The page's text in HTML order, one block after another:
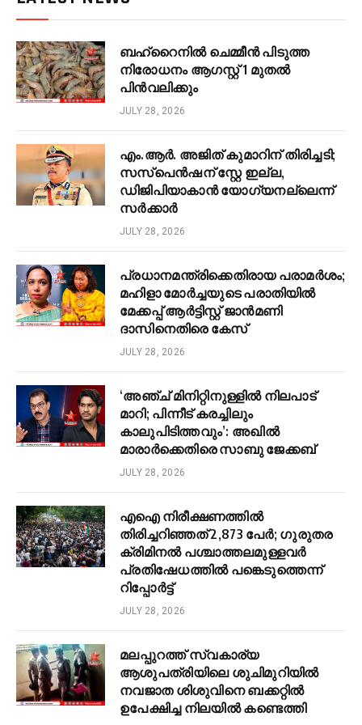
ബഹ്റൈനിൽ ചെമ്മീൻ പിടുത്ത
നിരോധനം ആഗസ്റ്റ് 1 മുതൽ
പിൻവലിക്കും
JULY 28, 2026
എം.ആർ. അജിത് കുമാറിന് തിരിച്ചടി;
സസ്‌പെൻഷന് സ്റ്റേ ഇല്ല,
ഡിജിപിയാകാൻ യോഗ്യനല്ലെന്ന്
സർക്കാർ
JULY 28, 2026
പ്രധാനമന്ത്രിക്കെതിരായ പരാമർശം;
മഹിളാ മോർച്ചയുടെ പരാതിയിൽ
മേക്കപ്പ് ആർട്ടിസ്റ്റ് ജാൻമണി
ദാസിനെതിരെ കേസ്
JULY 28, 2026
‘അഞ്ച് മിനിറ്റിനുള്ളിൽ നിലപാട്
മാറി; പിന്നീട് കരച്ചിലും
കാലുപിടിത്തവും’: അഖിൽ
മാരാർക്കെതിരെ സാബു ജേക്കബ്
JULY 28, 2026
എഐ നിരീക്ഷണത്തിൽ
തിരിച്ചറിഞ്ഞത് 2,873 പേർ; ഗുരുതര
ക്രിമിനൽ പശ്ചാത്തലമുള്ളവർ
പ്രതിഷേധത്തിൽ പങ്കെടുത്തെന്ന്
റിപ്പോർട്ട്
JULY 28, 2026
മലപ്പുറത്ത് സ്വകാര്യ
ആശുപത്രിയിലെ ശുചിമുറിയിൽ
നവജാത ശിശുവിനെ ബക്കറ്റിൽ
ഉപേക്ഷിച്ച നിലയിൽ കണ്ടെത്തി